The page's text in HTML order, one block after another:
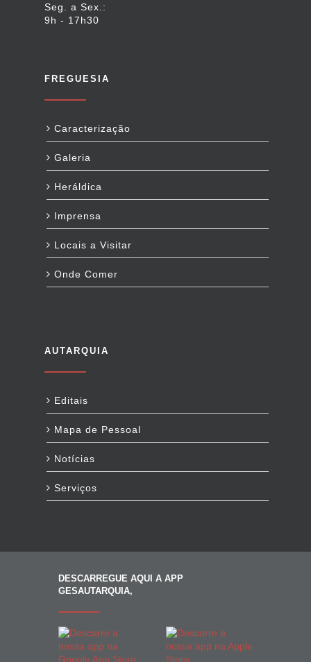
Seg. a Sex.:
9h - 17h30
FREGUESIA
Caracterização
Galeria
Heráldica
Imprensa
Locais a Visitar
Onde Comer
AUTARQUIA
Editais
Mapa de Pessoal
Notícias
Serviços
DESCARREGUE AQUI A APP
GESAUTARQUIA,